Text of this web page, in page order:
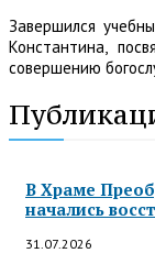
Завершился
Константина,
совершению
В Храме
начались
31.07.2026